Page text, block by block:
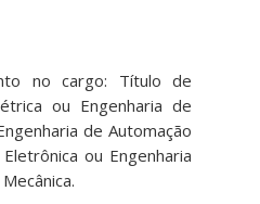
no cargo: Título de
ou Engenharia de
de Automação
ou Engenharia